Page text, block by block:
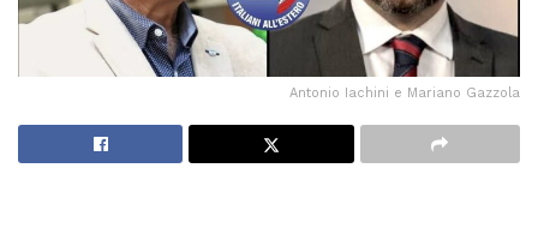
Antonio Iachini e Mariano Gazzola